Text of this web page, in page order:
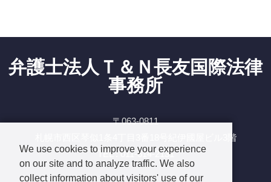
弁護士法人Ｔ＆Ｎ長友国際法律
事務所
〒063-0811
札幌市西区琴似1条4丁目3番18号紀伊國屋ビル3階
TEL : 011-614-2131
Facebook
We use cookies to improve your experience
on our site and to analyze traffic. We also
collect information about visitors' use of our